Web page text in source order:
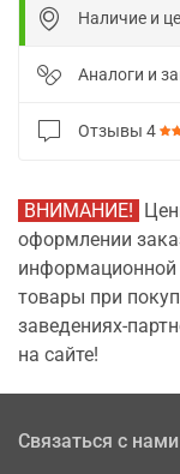
Наличие и
Аналоги и
Отзывы 4
ВНИМАНИЕ!
оформлении
информационной
товары при
заведениях-
на сайте!
Связаться с нами